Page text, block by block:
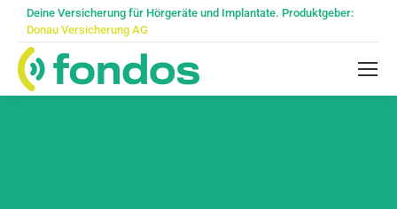
Deine Versicherung für Hörgeräte und Implantate. Produktgeber:
Donau Versicherung AG